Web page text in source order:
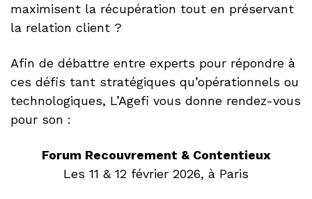
maximisent la récupération tout en préservant
la relation client ?
Afin de débattre entre experts pour répondre à
ces défis tant stratégiques qu’opérationnels ou
technologiques, L’Agefi vous donne rendez-vous
pour son :
Forum Recouvrement & Contentieux
Les 11 & 12 février 2026, à Paris